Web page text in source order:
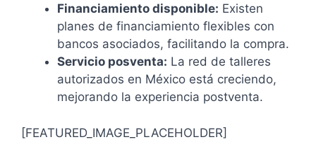
Financiamiento disponible: Existen
planes de financiamiento flexibles con
bancos asociados, facilitando la compra.
Servicio posventa: La red de talleres
autorizados en México está creciendo,
mejorando la experiencia postventa.
[FEATURED_IMAGE_PLACEHOLDER]